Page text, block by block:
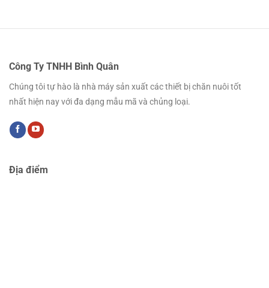
Công Ty TNHH Bình Quân
Chúng tôi tự hào là nhà máy sản xuất các thiết bị chăn nuôi tốt
nhất hiện nay với đa dạng mẫu mã và chủng loại.
Địa điểm